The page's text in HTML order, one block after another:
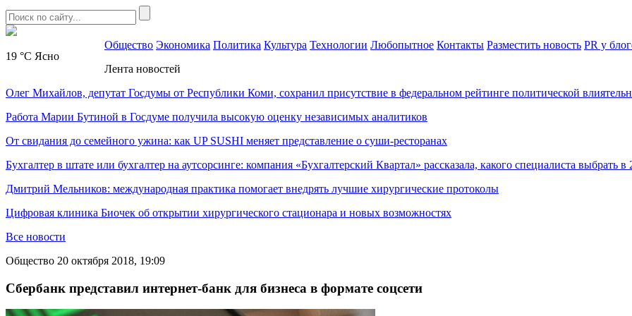
19 °C Ясно
Общество Экономика Политика Культура Технологии Любопытное Контакты Разместить новость PR у
Лента новостей
Олег Михайлов, депутат Госдумы от Республики Коми, сохранил присутствие в федеральном рейтинге политической
Работа Марии Бутиной в Госдуме получила высокую оценку независимых аналитиков
От свидания до семейного ужина: как UP SUSHI меняет представление о суши-ресторанах
Бухгалтер в штате или бухгалтер на аутсорсинге: компания «Бухгалтерский Квартал» рассказала, какого специалиста выбрать в
Дмитрий Мельников: международная практика помогает внедрять лучшие хирургические протоколы
Цифровая клиника Биочек об открытии хирургического стационара и новых возможностях
Все новости
Общество 20 октября 2018, 19:09
Сбербанк представил интернет-банк для бизнеса в формате соцсети